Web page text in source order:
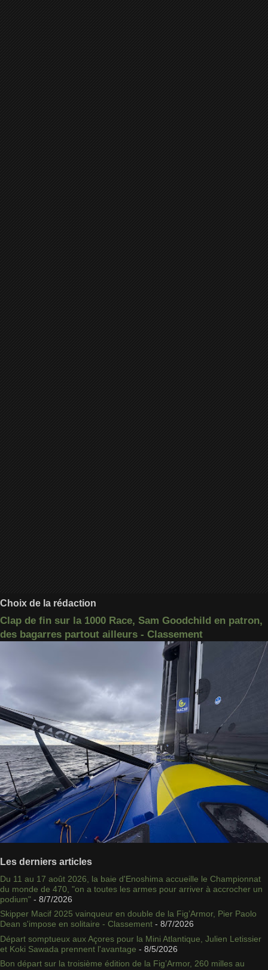
Choix de la rédaction
Clap de fin sur la 1000 Race, Sam Goodchild en patron,
des bagarres partout ailleurs - Classement
Les derniers articles
Du 11 au 17 août 2026, la baie d'Enoshima accueille le Championnat
du monde de 470, "on a toutes les armes pour arriver à accrocher un
podium" - 8/7/2026
Skipper Macif 2025 vainqueur en double de la Fig’Armor, Pier Paolo
Dean s'impose en solitaire - Classement - 8/7/2026
Départ somptueux aux Açores pour la Mini Atlantique, Julien Letissier
et Koki Sawada prennent l'avantage - 8/5/2026
Bon départ sur la troisième édition de la Fig’Armor, 260 milles au